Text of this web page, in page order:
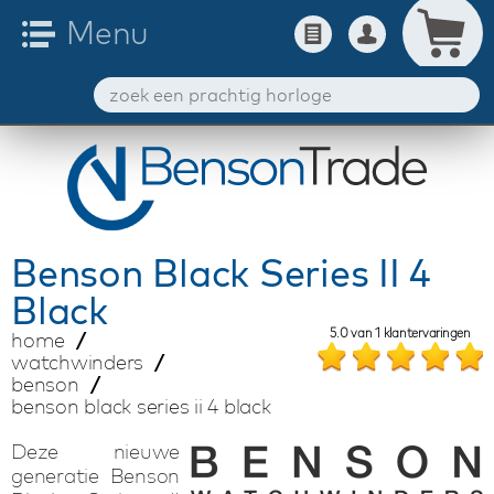
Benson Black Series II 4
Black
home
watchwinders
benson
benson black series ii 4 black
5.0van1 klantervaringen
Deze nieuwe
generatie Benson